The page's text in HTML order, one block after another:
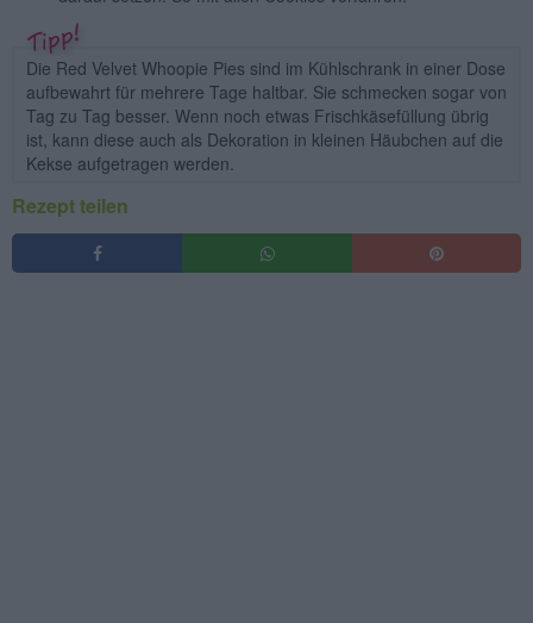
Die Red Velvet Whoopie Pies sind im Kühlschrank in einer Dose
aufbewahrt für mehrere Tage haltbar. Sie schmecken sogar von
Tag zu Tag besser. Wenn noch etwas Frischkäsefüllung übrig
ist, kann diese auch als Dekoration in kleinen Häubchen auf die
Kekse aufgetragen werden.
Rezept teilen